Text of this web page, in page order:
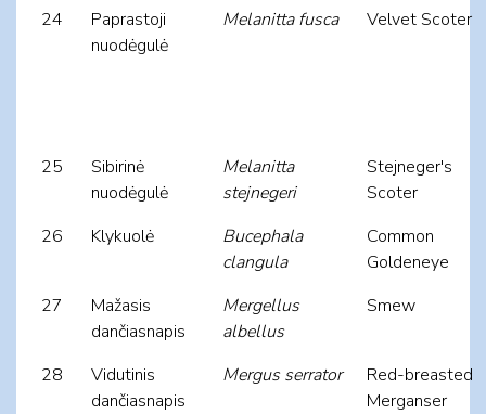
24
Paprastoji
nuodėgulė
Melanitta fusca Velvet Scoter
25
Sibirinė
nuodėgulė
Melanitta
stejnegeri
Stejneger's
Scoter
26
Klykuolė
Bucephala
clangula
Common
Goldeneye
27
Mažasis
dančiasnapis
Mergellus
albellus
Smew
28
Vidutinis
dančiasnapis
Mergus serrator
Red-breasted
Merganser